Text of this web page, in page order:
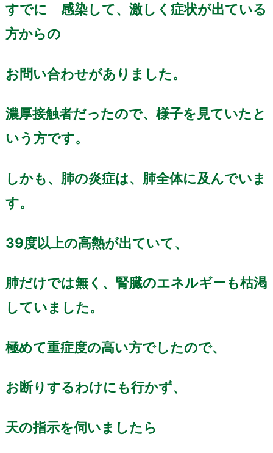
すでに 感染して、激しく症状が出ている
方からの
お問い合わせがありました。
濃厚接触者だったので、様子を見ていたと
いう方です。
しかも、肺の炎症は、肺全体に及んでいま
す。
39度以上の高熱が出ていて、
肺だけでは無く、腎臓のエネルギーも枯渇
していました。
極めて重症度の高い方でしたので、
お断りするわけにも行かず、
天の指示を伺いましたら